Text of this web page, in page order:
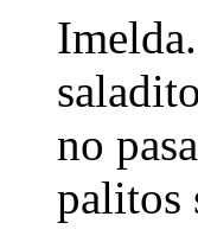
no
palitos